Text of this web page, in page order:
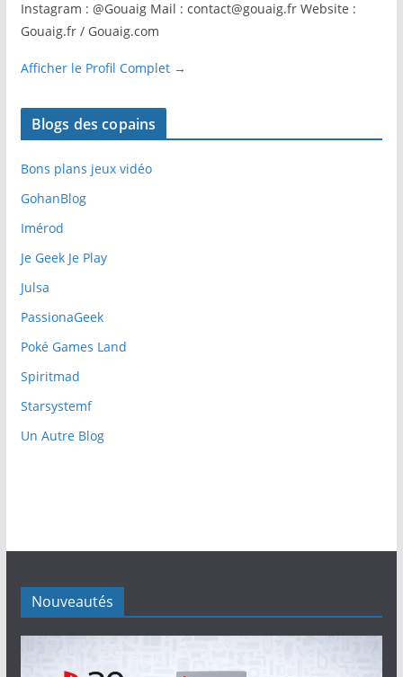
Instagram : @Gouaig Mail : contact@gouaig.fr Website :
Gouaig.fr / Gouaig.com
Afficher le Profil Complet →
Blogs des copains
Bons plans jeux vidéo
GohanBlog
Imérod
Je Geek Je Play
Julsa
PassionaGeek
Poké Games Land
Spiritmad
Starsystemf
Un Autre Blog
Nouveautés